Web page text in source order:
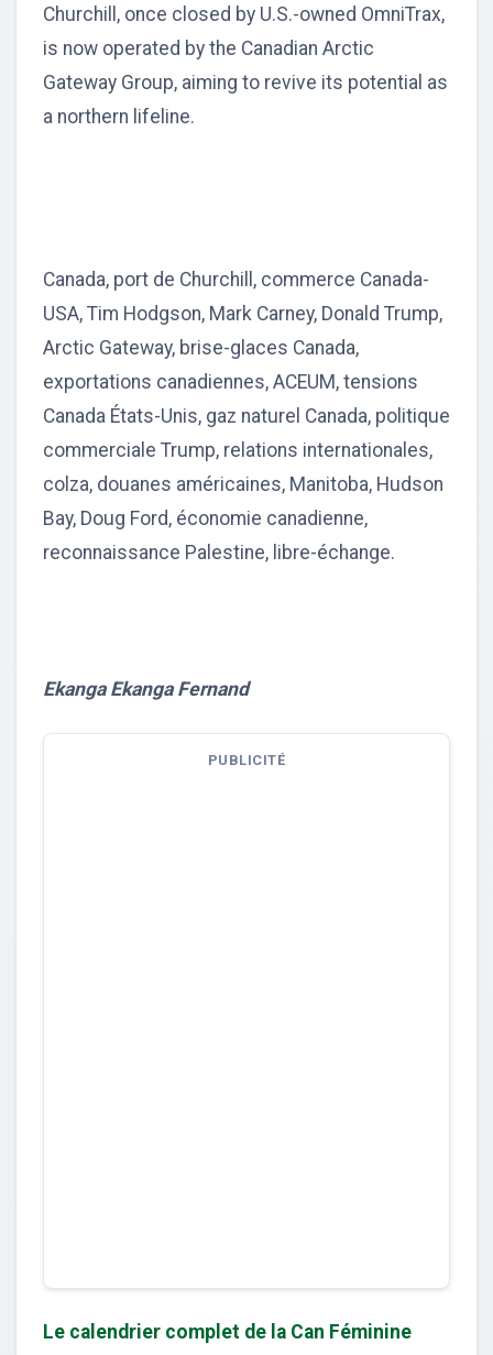
Churchill, once closed by U.S.-owned OmniTrax,
is now operated by the Canadian Arctic
Gateway Group, aiming to revive its potential as
a northern lifeline.
Canada, port de Churchill, commerce Canada-
USA, Tim Hodgson, Mark Carney, Donald Trump,
Arctic Gateway, brise-glaces Canada,
exportations canadiennes, ACEUM, tensions
Canada États-Unis, gaz naturel Canada, politique
commerciale Trump, relations internationales,
colza, douanes américaines, Manitoba, Hudson
Bay, Doug Ford, économie canadienne,
reconnaissance Palestine, libre-échange.
Ekanga Ekanga Fernand
PUBLICITÉ
Le calendrier complet de la Can Féminine